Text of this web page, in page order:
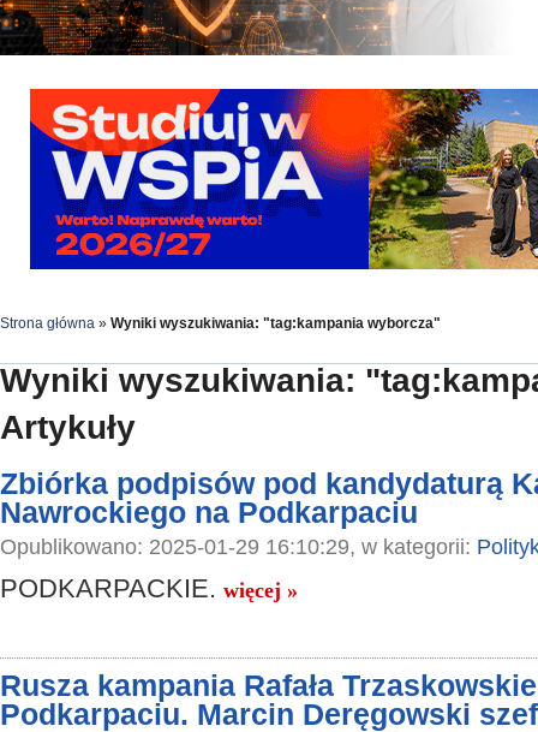
Strona główna » Wyniki wyszukiwania: "tag:kampania wyborcza"
Wyniki wyszukiwania:
Artykuły
Zbiórka podpisów pod kandydaturą
Nawrockiego na Podkarpaciu
Opublikowano: 2025-01-29 16:10:29, w kategorii:
PODKARPACKIE. więcej »
Rusza kampania Rafała
Podkarpaciu. Marcin Deręgowski